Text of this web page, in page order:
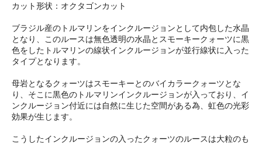
カット形状：オクタゴンカット
ブラジル産のトルマリンをインクルージョンとして内包した水晶
となり、このルースは無色透明の水晶とスモーキークォーツに黒
色をしたトルマリンの線状インクルージョンが並行線状に入った
タイプとなります。
母岩となるクォーツはスモーキーとのバイカラークォーツとな
り、そこに黒色のトルマリンインクルージョンが入っており、イ
ンクルージョン付近には自然に生じた空間がある為、虹色の光彩
効果が生じます。
こうしたインクルージョンの入ったクォーツのルースは大粒のも